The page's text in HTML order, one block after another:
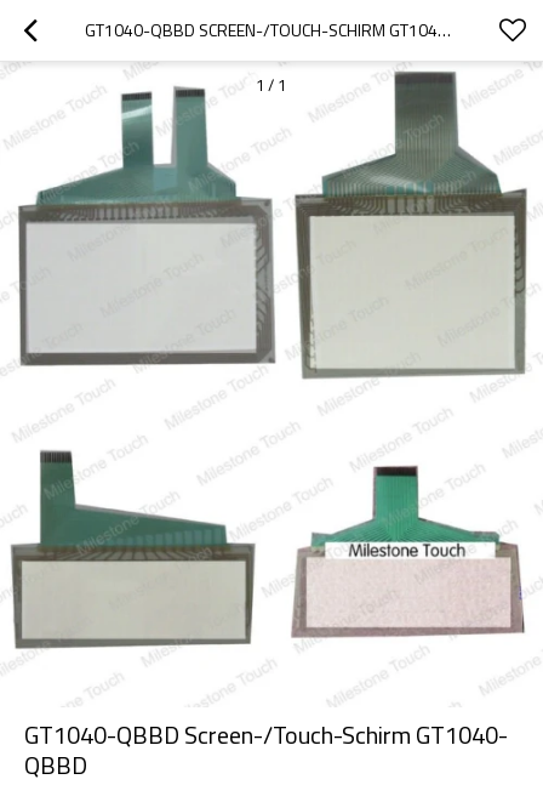
GT1040-QBBD SCREEN-/TOUCH-SCHIRM GT1040-QBBD
1 / 1
GT1040-QBBD Screen-/Touch-Schirm GT1040-
QBBD